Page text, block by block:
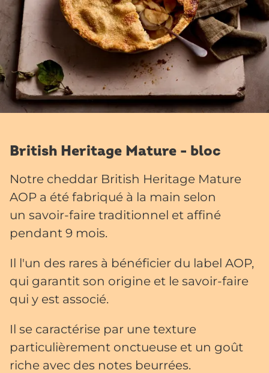
British Heritage Mature - bloc​
Notre cheddar British Heritage Mature
AOP a été fabriqué à la main selon
un savoir-faire traditionnel et affiné
pendant 9 mois. ​
Il l'un des rares à bénéficier du label AOP,
qui garantit son origine et le savoir-faire
qui y est associé. ​
Il se caractérise par une texture
particulièrement onctueuse et un goût
riche avec des notes beurrées. ​